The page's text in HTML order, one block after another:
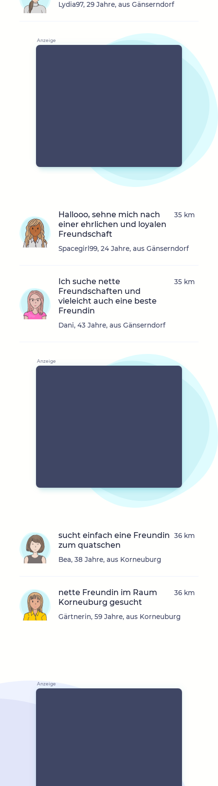
Lydia97, 29 Jahre, aus Gänserndorf
Hallooo, sehne mich nach
einer ehrlichen und loyalen
Freundschaft
Spacegirl99, 24 Jahre, aus Gänserndorf
35 km
Ich suche nette
Freundschaften und
vieleicht auch eine beste
Freundin
Dani, 43 Jahre, aus Gänserndorf
35 km
sucht einfach eine Freundin
zum quatschen
Bea, 38 Jahre, aus Korneuburg
36 km
nette Freundin im Raum
Korneuburg gesucht
Gärtnerin, 59 Jahre, aus Korneuburg
36 km